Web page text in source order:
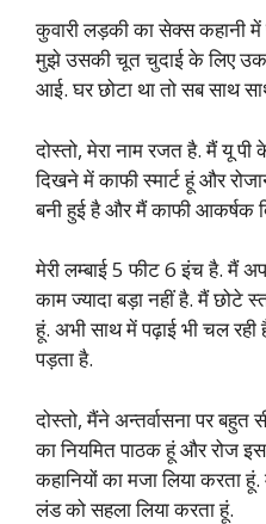
कुवारी लड़की का सेक्स कहानी
मुझे उसकी चूत चुदाई के लिए
आई. घर छोटा था तो सब साथ
दोस्तो, मेरा नाम रजत है. मैं यू पी
दिखने में काफी स्मार्ट हूं और
बनी हुई है और मैं काफी आकर्षक
मेरी लम्बाई 5 फीट 6 इंच है. मैं
काम ज्यादा बड़ा नहीं है. मैं छोटे
हूं. अभी साथ में पढ़ाई भी चल
पड़ता है.
दोस्तो, मैंने अन्तर्वासना पर बहुत
का नियमित पाठक हूं और रोज
कहानियों का मजा लिया करता
लंड को सहला लिया करता हूं.